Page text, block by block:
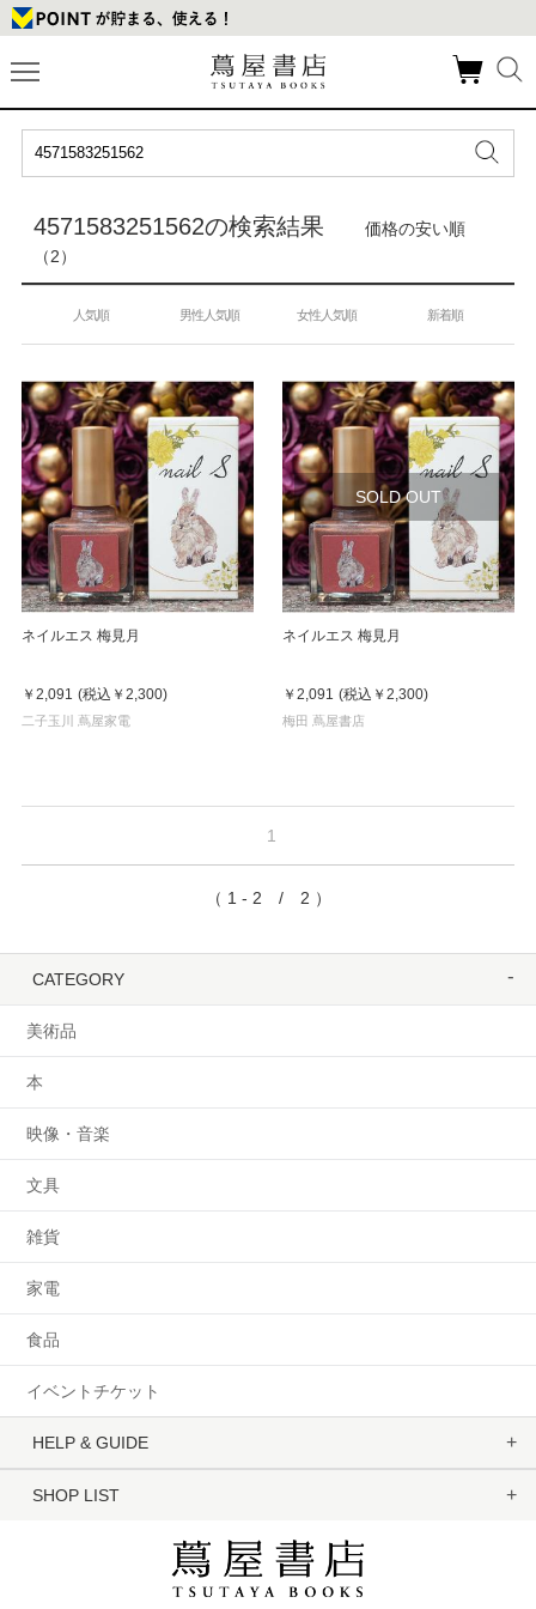
4571583251562の検索結果
価格の安い順
（2）
人気順 男性人気順 女性人気順 新着順
ネイルエス 梅見月
￥2,091 (税込 ￥2,300)
二子玉川 蔦屋家電
SOLD OUT
ネイルエス 梅見月
￥2,091 (税込 ￥2,300)
梅田 蔦屋書店
1
（ 1 - 2 / 2 ）
CATEGORY
美術品
本
映像・音楽
文具
雑貨
家電
食品
イベントチケット
HELP & GUIDE
SHOP LIST